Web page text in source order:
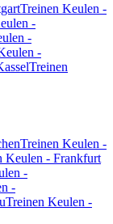
Treinen Keulen -
-
-
-
Treinen
Treinen Keulen -
Keulen - Frankfurt
-
-
Treinen Keulen -